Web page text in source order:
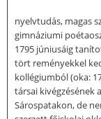
nyelvtudás, magas
gimnáziumi
1795 júniusáig
tört reményekkel
kollégiumból (oka:
társai kivégzésének
Sárospatakon, de